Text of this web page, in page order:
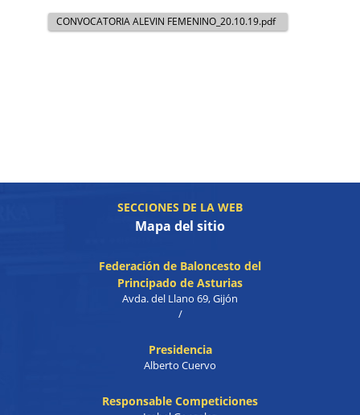
CONVOCATORIA ALEVIN FEMENINO_20.10.19.pdf
SECCIONES DE LA WEB
Mapa del sitio
Federación de Baloncesto del
Principado de Asturias
Avda. del Llano 69, Gijón
/
Presidencia
Alberto Cuervo
Responsable Competiciones